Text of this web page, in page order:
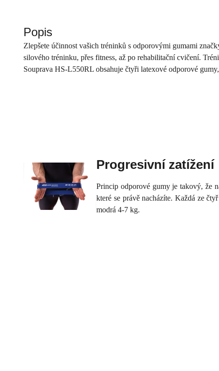
Popis
Zlepšete účinnost vašich tréninků s odporovými gumami
silového tréninku, přes fitness, až po rehabilitační cvičení.
Souprava HS-L550RL obsahuje čtyři latexové odporové
Progresivní zatížení
Princip odporové gumy je takový, že
které se právě nacházíte. Každá ze
modrá 4-7 kg.